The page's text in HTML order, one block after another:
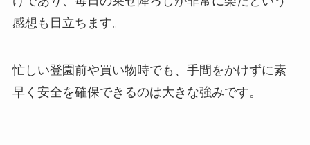
感想も目立ちます。
忙しい登園前や買い物時でも、手間をかけずに素
早く安全を確保できるのは大きな強みです。